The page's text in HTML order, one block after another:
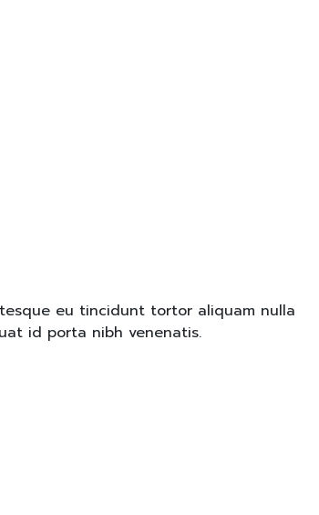
eu tincidunt tortor aliquam nulla
id porta nibh venenatis.